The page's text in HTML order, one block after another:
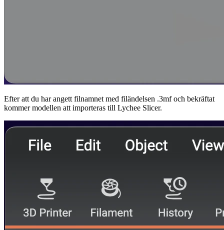
Efter att du har angett filnamnet med filändelsen .3mf och bekräftat
kommer modellen att importeras till Lychee Slicer.